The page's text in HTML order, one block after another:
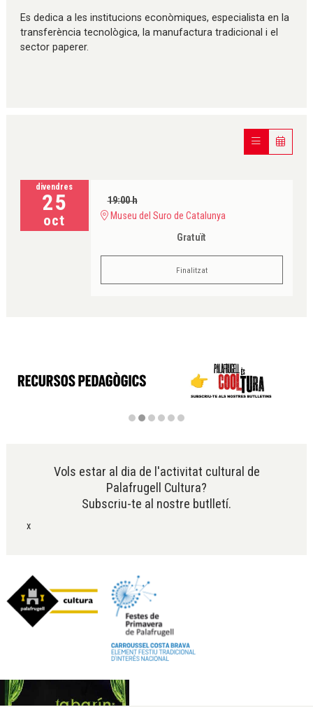
Es dedica a les institucions econòmiques, especialista en la
transferència tecnològica, la manufactura tradicional i el
sector paperer.
divendres
25
oct
19:00 h
Museu del Suro de Catalunya
Gratuït
Finalitzat
Vols estar al dia de l'activitat cultural de
Palafrugell Cultura?
Subscriu-te al nostre butlletí.
x